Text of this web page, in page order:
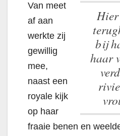
Hier ging ik zeker
bij
haar
Van meet
af aan
werkte zij
gewillig
mee,
naast een
royale kijk
op haar
fraaie benen en